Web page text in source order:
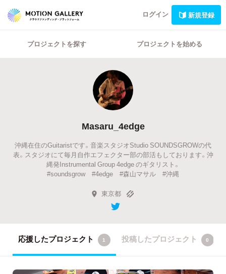
ログイン 新規登録
プロジェクトを探す プロジェクトを始める
Masaru_4edge
沖縄在住のGuitaristです。音楽スタジオStudio SOUNDSGROWの代
表。スタジオにて毎月自作エフェクター部の部活もしております。沖
縄発Instrumental Group 4edge のギタリスト。
#soundsgrow #4edge #森山マサル #沖縄
東京都
応援したプロジェクト 1 投稿したプロジェクト 0